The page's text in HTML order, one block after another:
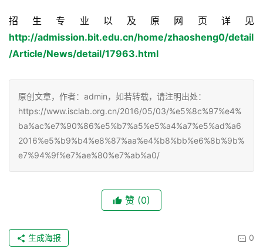
招生专业以及原网页详见
http://admission.bit.edu.cn/home/zhaosheng0/detail
/Article/News/detail/17963.html
原创文章，作者：admin，如若转载，请注明出处：
https://www.isclab.org.cn/2016/05/03/%e5%8c%97%e4%
ba%ac%e7%90%86%e5%b7%a5%e5%a4%a7%e5%ad%a6
2016%e5%b9%b4%e8%87%aa%e4%b8%bb%e6%8b%9b%
e7%94%9f%e7%ae%80%e7%ab%a0/
赞 (0)
0
生成海报